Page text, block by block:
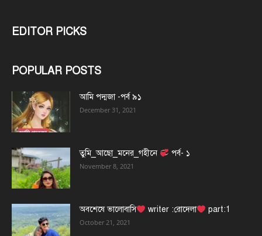
EDITOR PICKS
POPULAR POSTS
আমি পদ্মজা -পর্ব ৯১
December 31, 2021
তুমি_আছো_মনের_গহীনে পর্ব- ১
November 8, 2021
অবশেষে ভালোবাসি writer :রোদেলা part:1
October 21, 2021